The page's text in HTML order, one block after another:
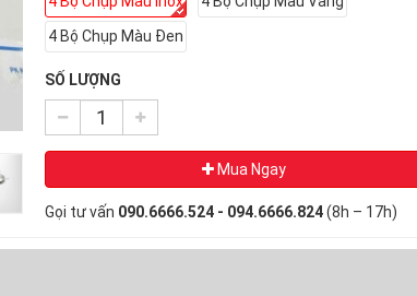
4 Bộ Chụp Màu Đen
SỐ LƯỢNG
Mua Ngay
Gọi tư vấn 090.6666.524 - 094.6666.824(8h – 17h)